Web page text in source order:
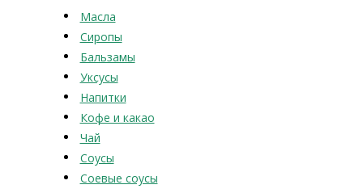
Масла
Сиропы
Бальзамы
Уксусы
Напитки
Кофе и какао
Чай
Соусы
Соевые соусы